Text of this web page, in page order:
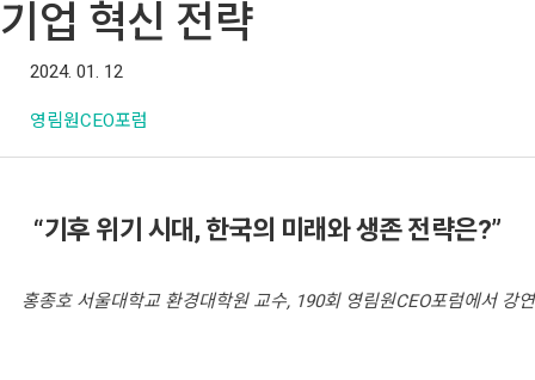
기업 혁신 전략
2024. 01. 12
영림원CEO포럼
“기후 위기 시대, 한국의 미래와 생존 전략은?”
홍종호 서울대학교 환경대학원 교수, 190회 영림원CEO포럼에서 강연